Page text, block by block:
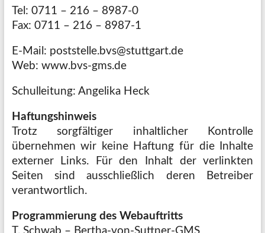
unserer
Tel: 0711 – 216 – 8987-0
Fax: 0711 – 216 – 8987-1
E-Mail: poststelle.bvs@stuttgart.de
Web: www.bvs-gms.de
Schulleitung: Angelika Heck
Haftungshinweis
Trotz sorgfältiger inhaltlicher Kontrolle
übernehmen wir keine Haftung für die Inhalte
externer Links. Für den Inhalt der verlinkten
Seiten sind ausschließlich deren Betreiber
verantwortlich.
Programmierung des Webauftritts